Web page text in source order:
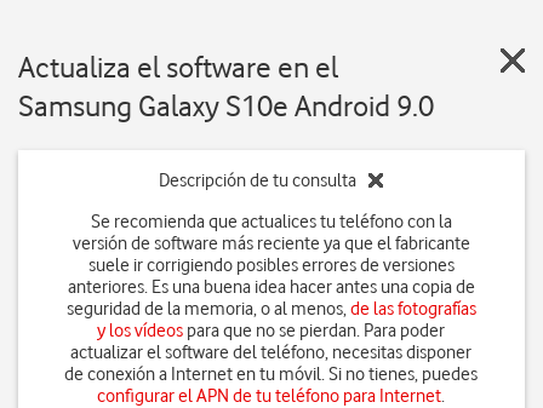
Actualiza el software en el
Samsung Galaxy S10e Android 9.0
Descripción de tu consulta
Se recomienda que actualices tu teléfono con la
versión de software más reciente ya que el fabricante
suele ir corrigiendo posibles errores de versiones
anteriores. Es una buena idea hacer antes una copia de
seguridad de la memoria, o al menos,de las fotografías
y los vídeos para que no se pierdan. Para poder
actualizar el software del teléfono, necesitas disponer
de conexión a Internet en tu móvil. Si no tienes, puedes
configurar el APN de tu teléfono para Internet.